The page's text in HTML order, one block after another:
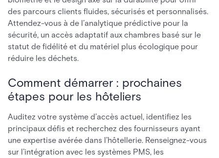
des parcours clients fluides, sécurisés et personnalisés.
Attendez-vous à de l’analytique prédictive pour la
sécurité, un accès adaptatif aux chambres basé sur le
statut de fidélité et du matériel plus écologique pour
réduire les déchets.
Comment démarrer : prochaines
étapes pour les hôteliers
Auditez votre système d’accès actuel, identifiez les
principaux défis et recherchez des fournisseurs ayant
une expertise avérée dans l’hôtellerie. Renseignez-vous
sur l’intégration avec les systèmes PMS, les